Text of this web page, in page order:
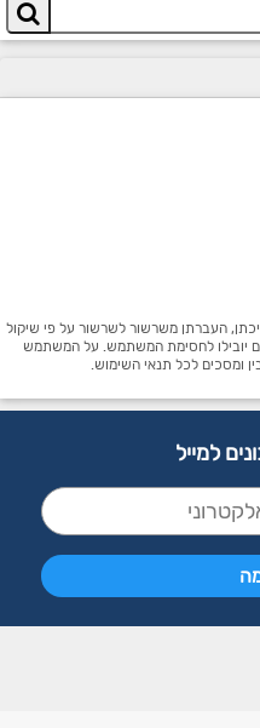
העברתן משרשור לשרשור על פי שיקול
יובילו לחסימת המשתמש. על המשתמש
ומסכים לכל תנאי השימוש.
למייל